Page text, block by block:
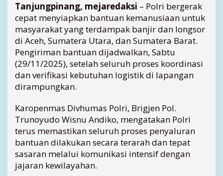
s
i
a
a
n
k
A
h
,
S
u
m
t
Tanjungpinang, mejaredaksi – Polri bergerak
cepat menyiapkan bantuan kemanusiaan untuk
masyarakat yang terdampak banjir dan longsor
di Aceh, Sumatera Utara, dan Sumatera Barat.
Pengiriman bantuan dijadwalkan, Sabtu
(29/11/2025), setelah seluruh proses koordinasi
dan verifikasi kebutuhan logistik di lapangan
dirampungkan.
Karopenmas Divhumas Polri, Brigjen Pol.
Trunoyudo Wisnu Andiko, mengatakan Polri
terus memastikan seluruh proses penyaluran
bantuan dilakukan secara terarah dan tepat
sasaran melalui komunikasi intensif dengan
jajaran kewilayahan.